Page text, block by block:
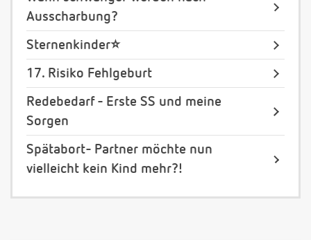
Ausscharbung?
Sternenkinder⭐️
17. Risiko Fehlgeburt
Redebedarf - Erste SS und meine
Sorgen
Spätabort- Partner möchte nun
vielleicht kein Kind mehr?!